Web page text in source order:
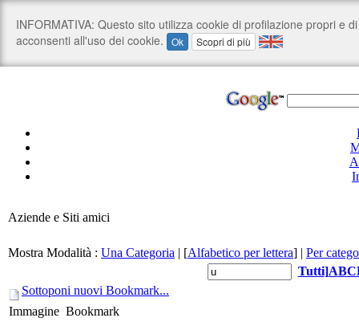
Aziende e Siti amici
Mostra Modalità : Una Categoria | [Alfabetico per lettera] | Per
Tutti]ABC
Sottoponi nuovi Bookmark...
Immagine Bookmark